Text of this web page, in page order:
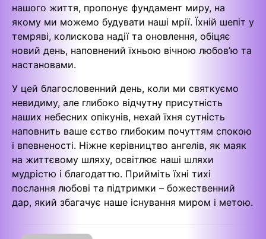
нашого життя, пропонує фундамент миру, на
якому ми можемо будувати наші мрії. Їхній шепіт у
темряві, колискова надії та оновлення, обіцяє
новий день, наповнений їхньою вічною любов’ю та
настановами.
У цей благословенний день, коли ми святкуємо
невидиму, але глибоко відчутну присутність
наших небесних опікунів, нехай їхня сутність
наповнить ваше єство глибоким почуттям спокою
і впевненості. Ніжне керівництво ангелів, як маяк
на життєвому шляху, освітлює наші шляхи
мудрістю і благодаттю. Прийміть їхні тихі
послання любові та підтримки – божественний
дар, який збагачує наше існування миром і метою.